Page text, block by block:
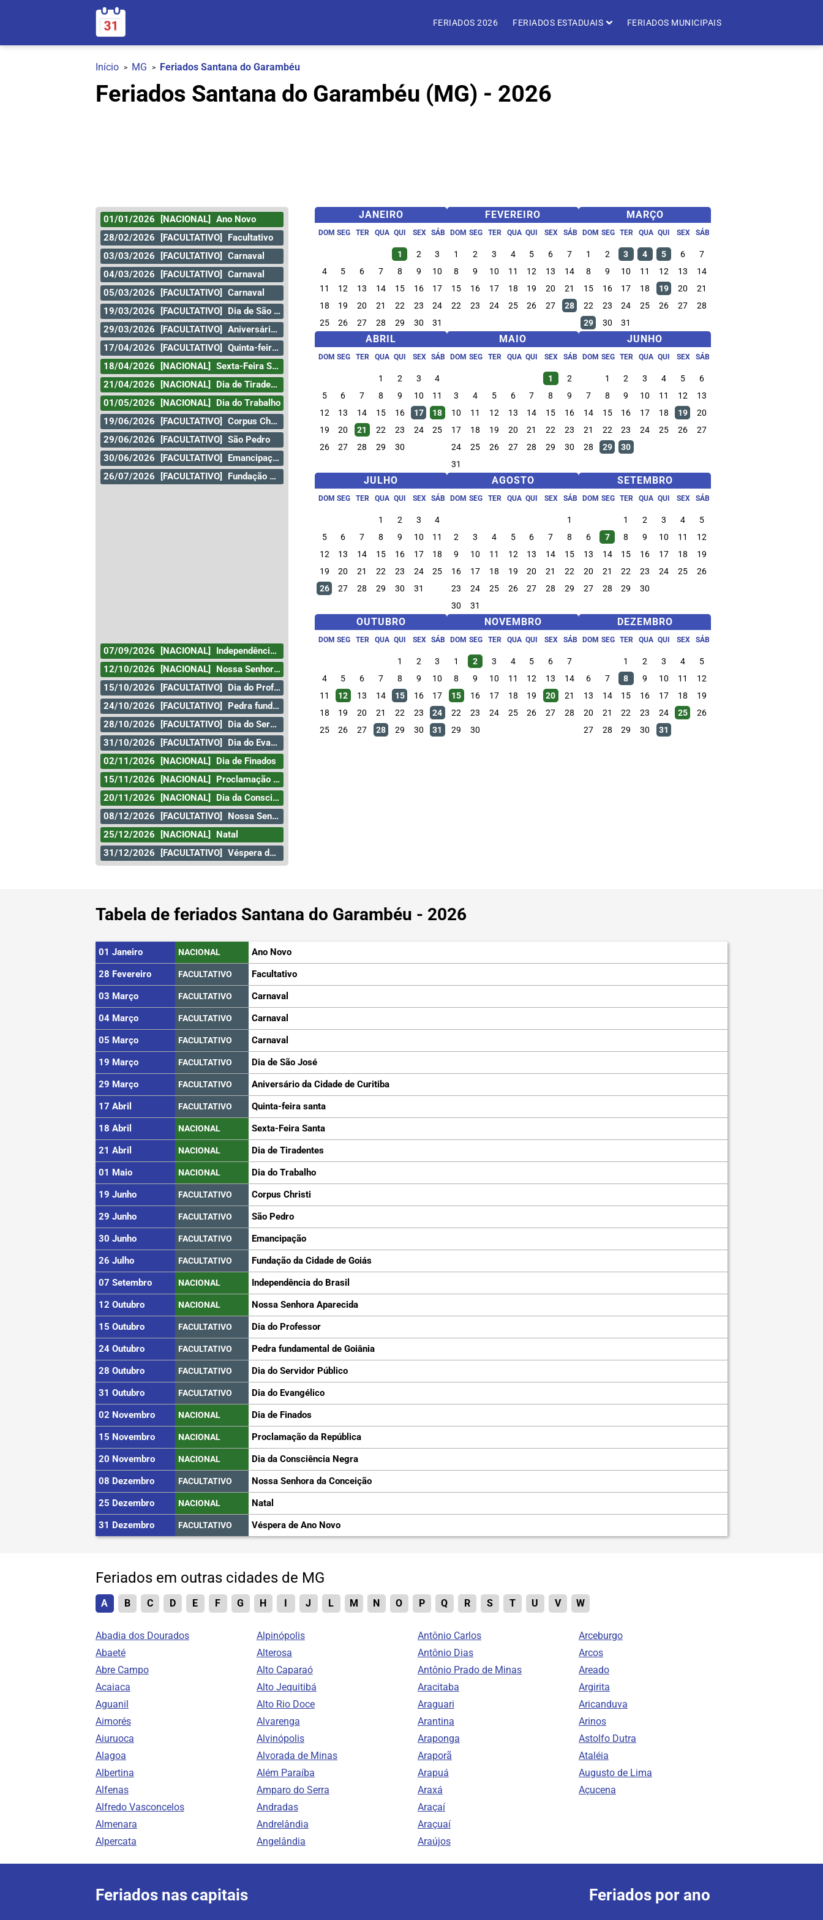
FERIADOS 2026 FERIADOS ESTADUAIS FERIADOS MUNICIPAIS
Início MG Feriados Santana do Garambéu
Feriados Santana do Garambéu (MG) - 2026
01/01/2026 [NACIONAL]
Ano Novo
28/02/2026
[FACULTATIVO]
Facultativo
03/03/2026
[FACULTATIVO]
Carnaval
04/03/2026
[FACULTATIVO]
Carnaval
05/03/2026
[FACULTATIVO]
Carnaval
19/03/2026
[FACULTATIVO]
Dia de São José
29/03/2026
[FACULTATIVO]
Aniversário da Cidade de Curitiba
17/04/2026
[FACULTATIVO]
Quinta-feira santa
18/04/2026
[NACIONAL]
Sexta-Feira Santa
21/04/2026
[NACIONAL]
Dia de Tiradentes
01/05/2026
[NACIONAL]
Dia do Trabalho
19/06/2026
[FACULTATIVO]
Corpus Christi
29/06/2026
[FACULTATIVO]
São Pedro
30/06/2026
[FACULTATIVO]
Emancipação
26/07/2026
[FACULTATIVO] Fundação da Cidade de Goiás
07/09/2026 [NACIONAL]
Independência do Brasil
12/10/2026
[NACIONAL]
Nossa Senhora Aparecida
15/10/2026
[FACULTATIVO]
Dia do Professor
24/10/2026
[FACULTATIVO]
Pedra fundamental de Goiânia
28/10/2026
[FACULTATIVO]
Dia do Servidor Público
31/10/2026
[FACULTATIVO]
Dia do Evangélico
02/11/2026
[NACIONAL]
Dia de Finados
15/11/2026
[NACIONAL]
Proclamação da República
20/11/2026
[NACIONAL]
Dia da Consciência Negra
08/12/2026
[FACULTATIVO]
Nossa Senhora da Conceição
25/12/2026
[NACIONAL]
Natal
31/12/2026
[FACULTATIVO] Véspera de Ano Novo
JANEIRO
DOM SEG TER QUA QUI SEX SÁB
1 2
3
4
5 6 7 8 9
10
11
12 13 14 15 16
17
18
19 20 21 22 23
24
25
26 27 28 29 30 31
FEVEREIRO
DOM SEG TER QUA QUI SEX SÁB
1 2 3 4 5 6
7
8
9 10 11 12 13
14
15
16 17 18 19 20
21
22
23 24 25 26 27 28
MARÇO
DOM SEG TER QUA QUI SEX SÁB
1 2 3 4 5 6
7
8
9 10 11 12 13
14
15
16 17 18 19 20
21
22
23 24 25 26 27
28
29
30 31
ABRIL
DOM SEG TER QUA QUI SEX SÁB
1 2 3
4
5
6 7 8 9 10
11
12
13 14 15 16 17
18
19
20 21 22 23 24
25
26
27 28 29 30
MAIO
DOM SEG TER QUA QUI SEX SÁB
1
2
3
4 5 6 7 8
9
10
11 12 13 14 15
16
17
18 19 20 21 22
23
24
25 26 27 28 29
30
31
JUNHO
DOM SEG TER QUA QUI SEX SÁB
1 2 3 4 5
6
7
8 9 10 11 12
13
14
15 16 17 18 19
20
21
22 23 24 25 26
27
28
29 30
JULHO
DOM SEG TER QUA QUI SEX SÁB
1 2 3
4
5
6 7 8 9 10
11
12
13 14 15 16 17
18
19
20 21 22 23 24
25
26
27 28 29 30 31
AGOSTO
DOM SEG TER QUA QUI SEX SÁB
1
2
3 4 5 6 7
8
9
10 11 12 13 14
15
16
17 18 19 20 21
22
23
24 25 26 27 28
29
30
31
SETEMBRO
DOM SEG TER QUA QUI SEX SÁB
1 2 3 4
5
6
7 8 9 10 11
12
13
14 15 16 17 18
19
20
21 22 23 24 25
26
27
28 29 30
OUTUBRO
DOM SEG TER QUA QUI SEX SÁB
1 2
3
4
5 6 7 8 9
10
11
12 13 14 15 16
17
18
19 20 21 22 23
24
25
26 27 28 29 30 31
NOVEMBRO
DOM SEG TER QUA QUI SEX SÁB
1 2 3 4 5 6
7
8
9 10 11 12 13
14
15
16 17 18 19 20
21
22
23 24 25 26 27
28
29
30
DEZEMBRO
DOM SEG TER QUA QUI SEX SÁB
1 2 3 4
5
6
7 8 9 10 11
12
13
14 15 16 17 18
19
20
21 22 23 24 25
26
27
28 29 30 31
Tabela de feriados Santana do Garambéu - 2026
01 Janeiro NACIONAL
Ano Novo
28 Fevereiro
FACULTATIVO
Facultativo
03 Março
FACULTATIVO
Carnaval
04 Março
FACULTATIVO
Carnaval
05 Março
FACULTATIVO
Carnaval
19 Março
FACULTATIVO
Dia de São José
29 Março
FACULTATIVO
Aniversário da Cidade de Curitiba
17 Abril
FACULTATIVO
Quinta-feira santa
18 Abril
NACIONAL
Sexta-Feira Santa
21 Abril
NACIONAL
Dia de Tiradentes
01 Maio
NACIONAL
Dia do Trabalho
19 Junho
FACULTATIVO
Corpus Christi
29 Junho
FACULTATIVO
São Pedro
30 Junho
FACULTATIVO
Emancipação
26 Julho
FACULTATIVO
Fundação da Cidade de Goiás
07 Setembro
NACIONAL
Independência do Brasil
12 Outubro
NACIONAL
Nossa Senhora Aparecida
15 Outubro
FACULTATIVO
Dia do Professor
24 Outubro
FACULTATIVO
Pedra fundamental de Goiânia
28 Outubro
FACULTATIVO
Dia do Servidor Público
31 Outubro
FACULTATIVO
Dia do Evangélico
02 Novembro
NACIONAL
Dia de Finados
15 Novembro
NACIONAL
Proclamação da República
20 Novembro
NACIONAL
Dia da Consciência Negra
08 Dezembro
FACULTATIVO
Nossa Senhora da Conceição
25 Dezembro
NACIONAL
Natal
31 Dezembro
FACULTATIVO Véspera de Ano Novo
Feriados em outras cidades de MG
A B C D E F G H I J L M N O P Q R S T U V W
Abadia dos Dourados
Abaeté
Abre Campo
Acaiaca
Aguanil
Aimorés
Aiuruoca
Alagoa
Albertina
Alfenas
Alfredo Vasconcelos
Almenara
Alpercata
Alpinópolis
Alterosa
Alto Caparaó
Alto Jequitibá
Alto Rio Doce
Alvarenga
Alvinópolis
Alvorada de Minas
Além Paraíba
Amparo do Serra
Andradas
Andrelândia
Angelândia
Antônio Carlos
Antônio Dias
Antônio Prado de Minas
Aracitaba
Araguari
Arantina
Araponga
Araporã
Arapuá
Araxá
Araçaí
Araçuaí
Araújos
Arceburgo
Arcos
Areado
Argirita
Aricanduva
Arinos
Astolfo Dutra
Ataléia
Augusto de Lima
Açucena
Feriados nas capitais Feriados por ano